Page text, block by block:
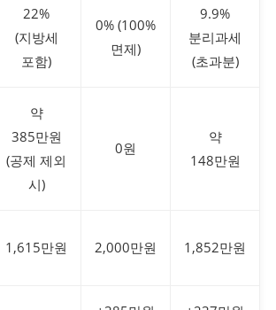
22%
(지방세
포함)
0% (100%
면제)
9.9%
분리과세
(초과분)
약
385만원
(공제 제외
시)
0원
약
148만원
1,615만원 2,000만원 1,852만원